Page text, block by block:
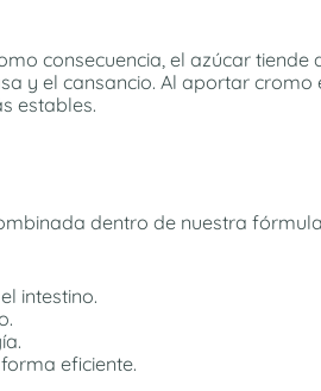
consecuencia, el azúcar tiende
y el cansancio. Al aportar cromo
estables.
dentro de nuestra
intestino.
eficiente.